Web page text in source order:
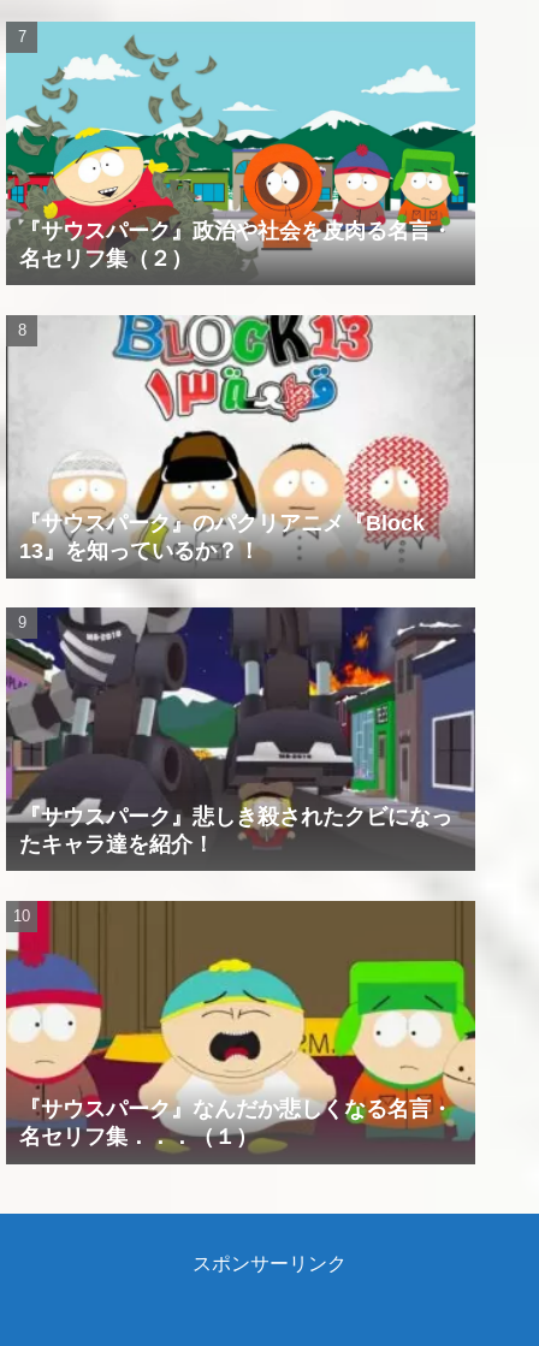
『サウスパーク』政治や社会を皮肉る名言・
名セリフ集（２）
『サウスパーク』のパクリアニメ『Block
13』を知っているか？！
『サウスパーク』悲しき殺されたクビになっ
たキャラ達を紹介！
『サウスパーク』なんだか悲しくなる名言・
名セリフ集．．．（１）
スポンサーリンク